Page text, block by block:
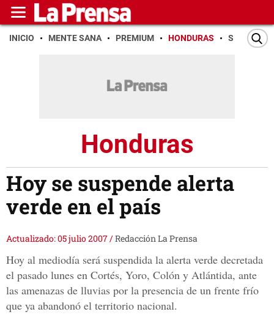
INICIO MENTE SANA PREMIUM HONDURAS SAN PEDRO
Honduras
Hoy se suspende alerta
verde en el país
Actualizado: 05 julio 2007/Redacción La Prensa
Hoy al mediodía será suspendida la alerta verde decretada
el pasado lunes en Cortés, Yoro, Colón y Atlántida, ante
las amenazas de lluvias por la presencia de un frente frío
que ya abandonó el territorio nacional.